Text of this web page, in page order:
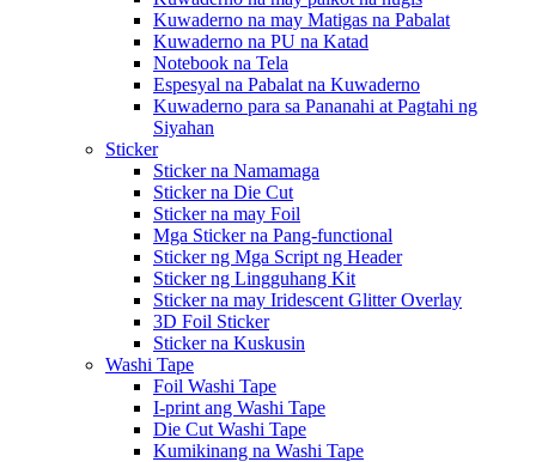
Kuwaderno na may Matigas na Pabalat
Kuwaderno na PU na Katad
Notebook na Tela
Espesyal na Pabalat na Kuwaderno
Kuwaderno para sa Pananahi at Pagtahi ng
Siyahan
Sticker
Sticker na Namamaga
Sticker na Die Cut
Sticker na may Foil
Mga Sticker na Pang-functional
Sticker ng Mga Script ng Header
Sticker ng Lingguhang Kit
Sticker na may Iridescent Glitter Overlay
3D Foil Sticker
Sticker na Kuskusin
Washi Tape
Foil Washi Tape
I-print ang Washi Tape
Die Cut Washi Tape
Kumikinang na Washi Tape